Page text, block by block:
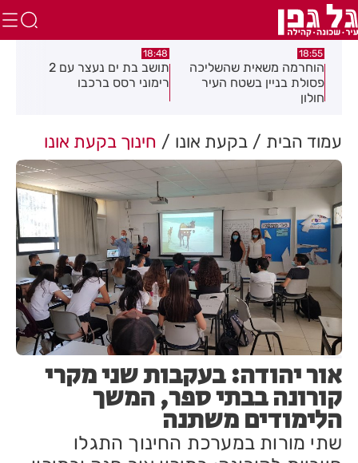
18:55
הוחרמה משאית שהשליכה
פסולת בניין בשטח העיר
חולון
18:48
תושב בת ים נעצר עם 2
רימוני רסס ברכבו
עמוד הבית בקעת אונו חינוך בקעת אונו
אור יהודה: בעקבות שני מקרי
קורונה בבתי ספר, המשך
הלימודים משתנה
שתי מורות במערכת החינוך התגלו